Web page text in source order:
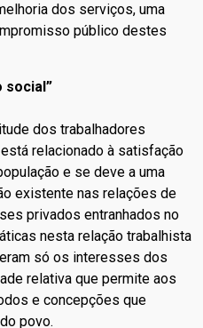
dos serviços, uma
público destes
social”
dos trabalhadores
relacionado à satisfação
e se deve a uma
existente nas relações de
privados entranhados no
nesta relação trabalhista
só os interesses dos
relativa que permite aos
e concepções que
povo.